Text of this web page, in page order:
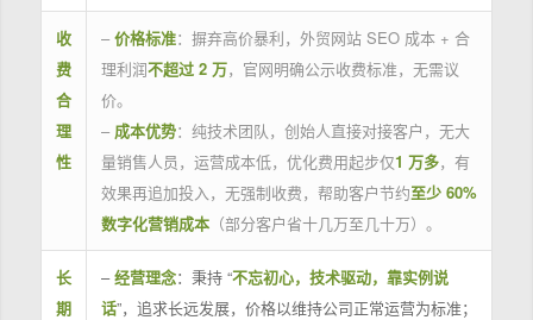
收
费
合
理
性
– 价格标准：摒弃高价暴利，外贸网站 SEO 成本 + 合
理利润不超过 2 万，官网明确公示收费标准，无需议
价。
– 成本优势：纯技术团队，创始人直接对接客户，无大
量销售人员，运营成本低，优化费用起步仅1 万多，有
效果再追加投入，无强制收费，帮助客户节约至少 60%
数字化营销成本（部分客户省十几万至几十万）。
长
期
–经营理念：秉持 “不忘初心，技术驱动，靠实例说
话”，追求长远发展，价格以维持公司正常运营为标准；